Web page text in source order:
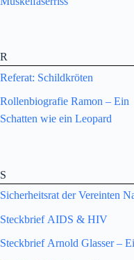
R
Referat: Schildkröten
Rollenbiografie Ramon – Ein
Schatten wie ein Leopard
S
Sicherheitsrat der Vereinten
Steckbrief AIDS & HIV
Steckbrief Arnold Glasser –